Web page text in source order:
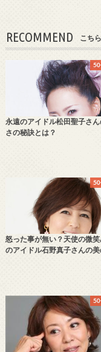
RECOMMEND こち
50
永遠のアイドル松田聖子さ
さの秘訣とは？
50
怒った事が無い？天使の微
のアイドル石野真子さんの
50